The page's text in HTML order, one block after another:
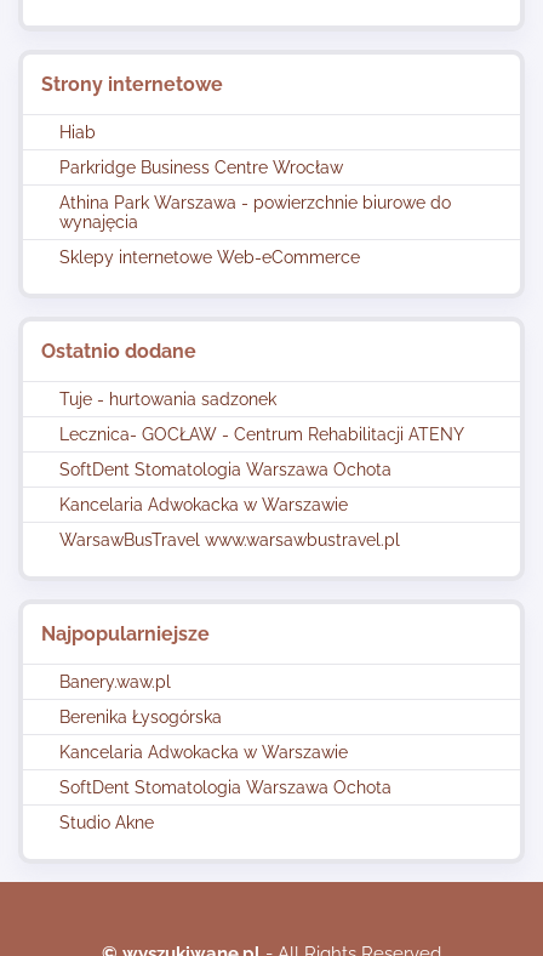
Strony internetowe
Hiab
Parkridge Business Centre Wrocław
Athina Park Warszawa - powierzchnie biurowe do
wynajęcia
Sklepy internetowe Web-eCommerce
Ostatnio dodane
Tuje - hurtowania sadzonek
Lecznica- GOCŁAW - Centrum Rehabilitacji ATENY
SoftDent Stomatologia Warszawa Ochota
Kancelaria Adwokacka w Warszawie
WarsawBusTravel www.warsawbustravel.pl
Najpopularniejsze
Banery.waw.pl
Berenika Łysogórska
Kancelaria Adwokacka w Warszawie
SoftDent Stomatologia Warszawa Ochota
Studio Akne